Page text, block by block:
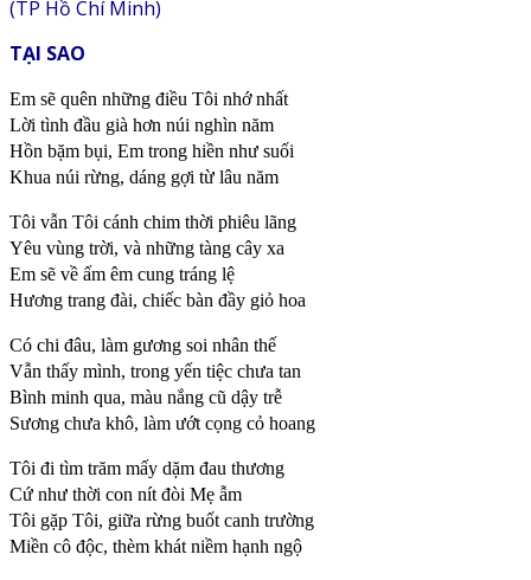
(TP Hồ Chí Minh)
TẠI SAO
Em sẽ quên những điều Tôi nhớ nhất
Lời tình đầu già hơn núi nghìn năm
Hồn bặm bụi, Em trong hiền như suối
Khua núi rừng, dáng gợi từ lâu năm
Tôi vẫn Tôi cánh chim thời phiêu lãng
Yêu vùng trời, và những tàng cây xa
Em sẽ về ấm êm cung tráng lệ
Hương trang đài, chiếc bàn đầy giỏ hoa
Có chi đâu, làm gương soi nhân thế
Vẫn thấy mình, trong yến tiệc chưa tan
Bình minh qua, màu nắng cũ dậy trễ
Sương chưa khô, làm ướt cọng cỏ hoang
Tôi đi tìm trăm mấy dặm đau thương
Cứ như thời con nít đòi Mẹ ẫm
Tôi gặp Tôi, giữa rừng buốt canh trường
Miền cô độc, thèm khát niềm hạnh ngộ